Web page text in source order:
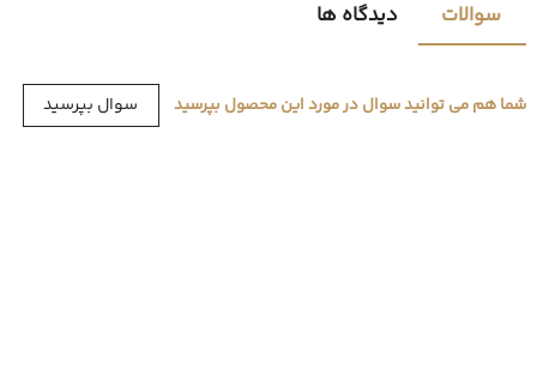
سوالات دیدگاه ها
شما هم می توانید سوال در مورد این محصول بپرسید سوال بپرسید